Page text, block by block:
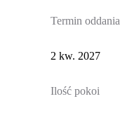
Termin oddania
2 kw. 2027
Ilość pokoi